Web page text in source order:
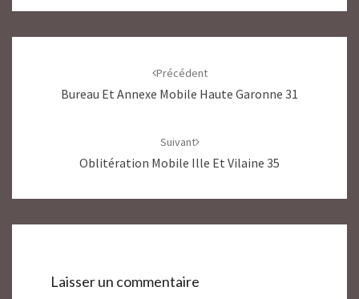
Précédent
Bureau Et Annexe Mobile Haute Garonne 31
Suivant
Oblitération Mobile Ille Et Vilaine 35
Laisser un commentaire